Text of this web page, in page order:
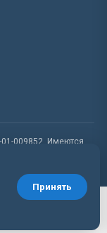
009852. Имеются
Принять